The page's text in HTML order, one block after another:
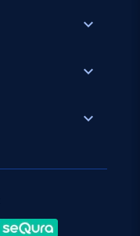
expand_more
expand_more
expand_more